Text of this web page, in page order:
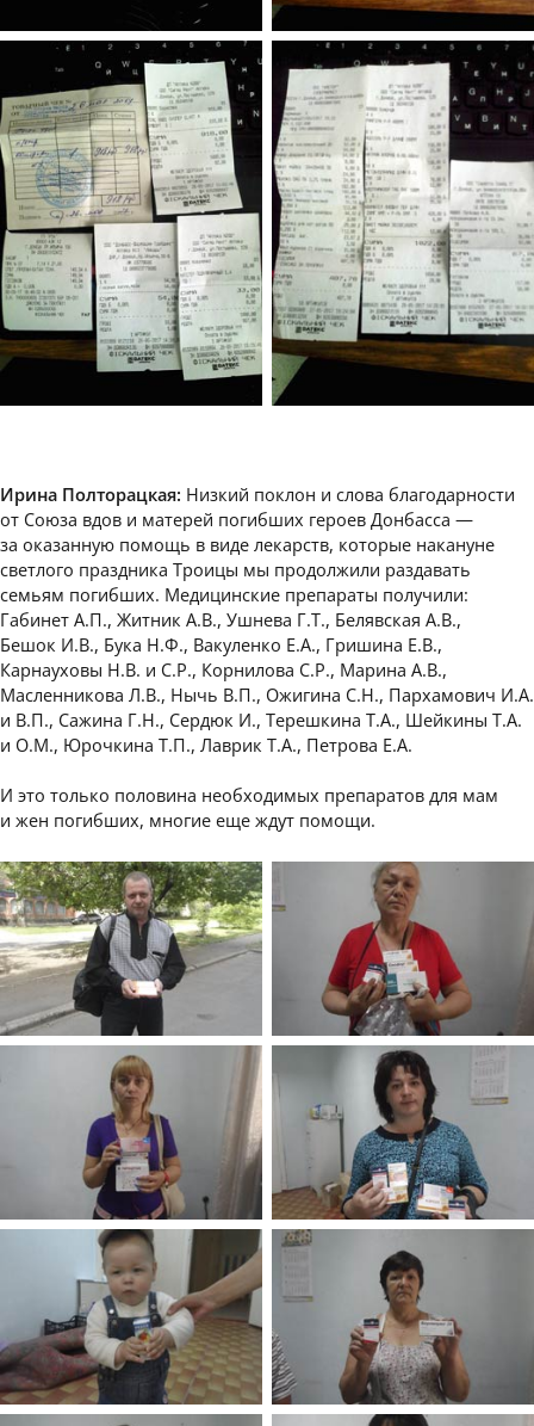
Ирина Полторацкая: Низкий поклон и слова благодарности
от Союза вдов и матерей погибших героев Донбасса —
за оказанную помощь в виде лекарств, которые накануне
светлого праздника Троицы мы продолжили раздавать
семьям погибших. Медицинские препараты получили:
Габинет А.П., Житник А.В., Ушнева Г.Т., Белявская А.В.,
Бешок И.В., Бука Н.Ф., Вакуленко Е.А., Гришина Е.В.,
Карнауховы Н.В. и С.Р., Корнилова С.Р., Марина А.В.,
Масленникова Л.В., Нычь В.П., Ожигина С.Н., Пархамович И.А.
и В.П., Сажина Г.Н., Сердюк И., Терешкина Т.А., Шейкины Т.А.
и О.М., Юрочкина Т.П., Лаврик Т.А., Петрова Е.А.
И это только половина необходимых препаратов для мам
и жен погибших, многие еще ждут помощи.